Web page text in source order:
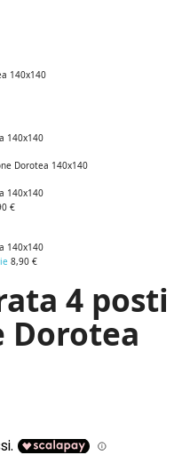
Dorotea 140x140
€
8,90 €
4 posti
Dorotea